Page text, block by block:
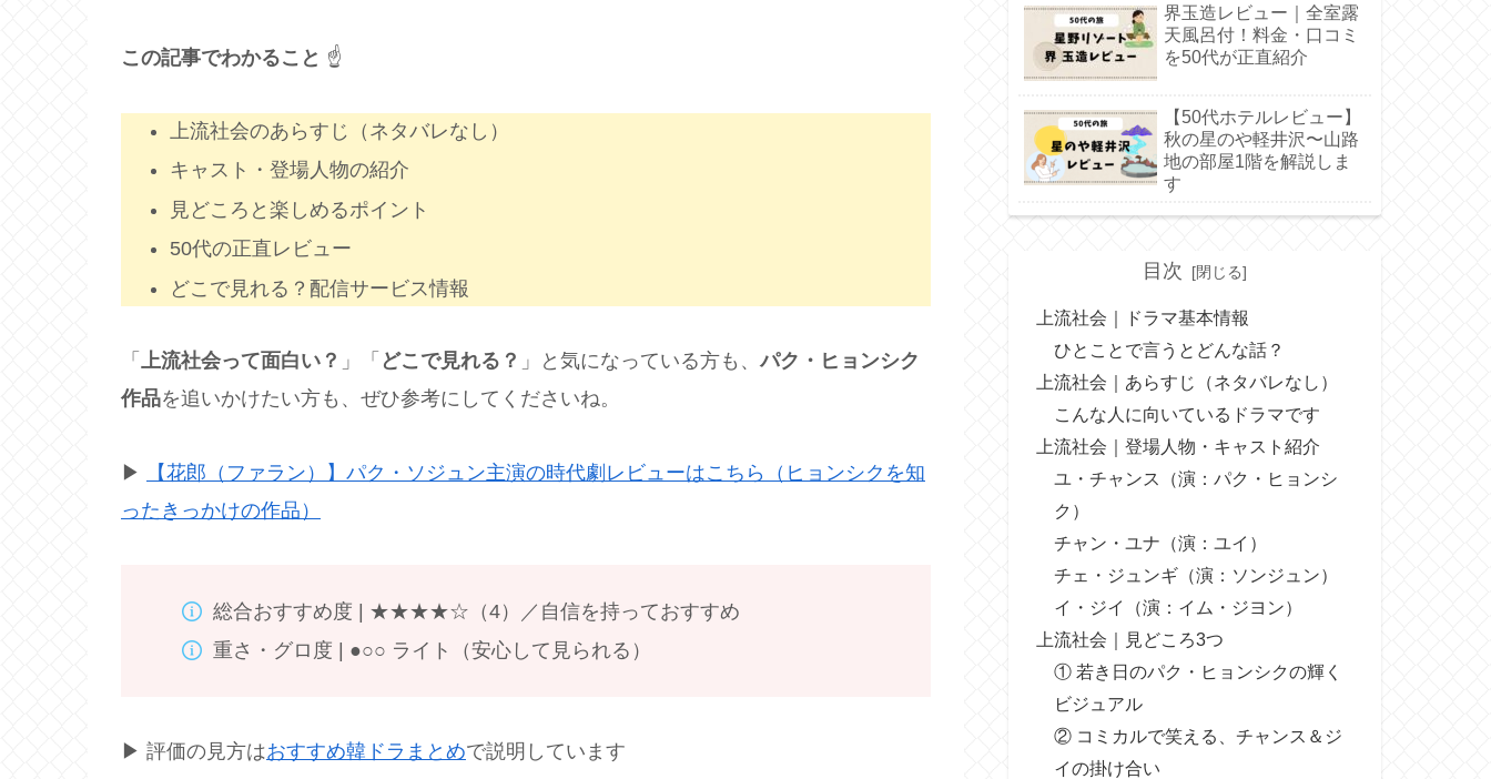
この記事でわかること ☝️
上流社会のあらすじ（ネタバレなし）
キャスト・登場人物の紹介
見どころと楽しめるポイント
50代の正直レビュー
どこで見れる？配信サービス情報
「 上流社会って面白い？ 」「 どこで見れる？ 」と気になっている方も、パク・ヒョンシク
作品を追いかけたい方も、ぜひ参考にしてくださいね。
▶
【花郎（ファラン）】パク・ソジュン主演の時代劇レビューはこちら（ヒョンシクを知
ったきっかけの作品）
総合おすすめ度 | ★★★★☆（4）／自信を持っておすすめ
重さ・グロ度 | ●○○ ライト（安心して見られる）
▶ 評価の見方はおすすめ韓ドラまとめで説明しています
界玉造レビュー｜全室露
天風呂付！料金・口コミ
を50代が正直紹介
【50代ホテルレビュー】
秋の星のや軽井沢〜山路
地の部屋1階を解説しま
す
目次
上流社会｜ドラマ基本情報
ひとことで言うとどんな話？
上流社会｜あらすじ（ネタバレなし）
こんな人に向いているドラマです
上流社会｜登場人物・キャスト紹介
ユ・チャンス（演：パク・ヒョンシ
ク）
チャン・ユナ（演：ユイ）
チェ・ジュンギ（演：ソンジュン）
イ・ジイ（演：イム・ジヨン）
上流社会｜見どころ3つ
① 若き日のパク・ヒョンシクの輝く
ビジュアル
② コミカルで笑える、チャンス＆ジ
イの掛け合い